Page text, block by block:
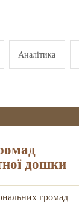
Аналітика
дошки
громад